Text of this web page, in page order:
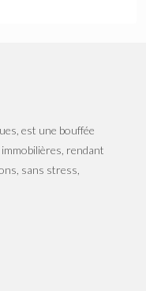
est une bouffée
rendant
sans stress,